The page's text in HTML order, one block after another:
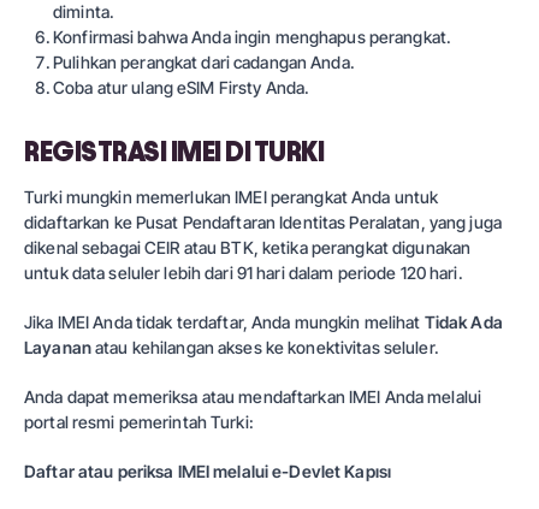
diminta.
Konfirmasi bahwa Anda ingin menghapus perangkat.
Pulihkan perangkat dari cadangan Anda.
Coba atur ulang eSIM Firsty Anda.
REGISTRASI IMEI DI TURKI
Turki mungkin memerlukan IMEI perangkat Anda untuk
didaftarkan ke Pusat Pendaftaran Identitas Peralatan, yang juga
dikenal sebagai CEIR atau BTK, ketika perangkat digunakan
untuk data seluler lebih dari 91 hari dalam periode 120 hari.
Jika IMEI Anda tidak terdaftar, Anda mungkin melihat Tidak Ada
Layananatau kehilangan akses ke konektivitas seluler.
Anda dapat memeriksa atau mendaftarkan IMEI Anda melalui
portal resmi pemerintah Turki:
Daftar atau periksa IMEI melalui e-Devlet Kapısı